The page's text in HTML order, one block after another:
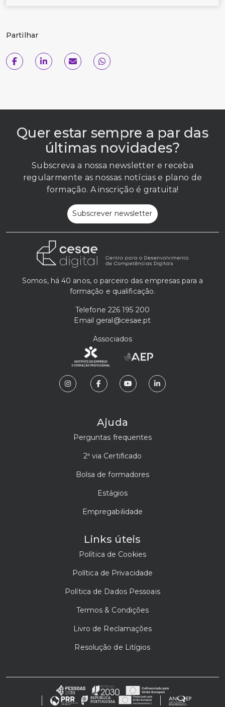
Partilhar
Quer estar sempre a par das
últimas novidades?
Subscreva a nossa newsletter e receba
regularmente as nossas notícias e plano de
formação. A inscrição é gratuita!
Subscrever newsletter
Somos, há 40 anos, o parceiro das empresas para a
formação e qualificação.
Telefone 226 195 200
Email geral@cesae.pt
Associados
Ajuda
Perguntas frequentes
2ª via Certificado
Bolsa de formadores
Estágios
Empregabilidade
Links úteis
Política de Cookies
Política de Privacidade
Política de Dados Pessoais
Termos & Condições
Livro de Reclamações
Resolução de Litígios